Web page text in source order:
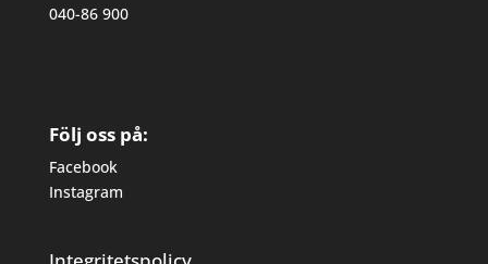
040-86 900
Följ oss på:
Facebook
Instagram